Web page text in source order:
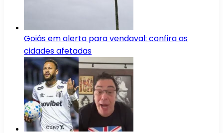
Goiás em alerta para vendaval: confira as
cidades afetadas